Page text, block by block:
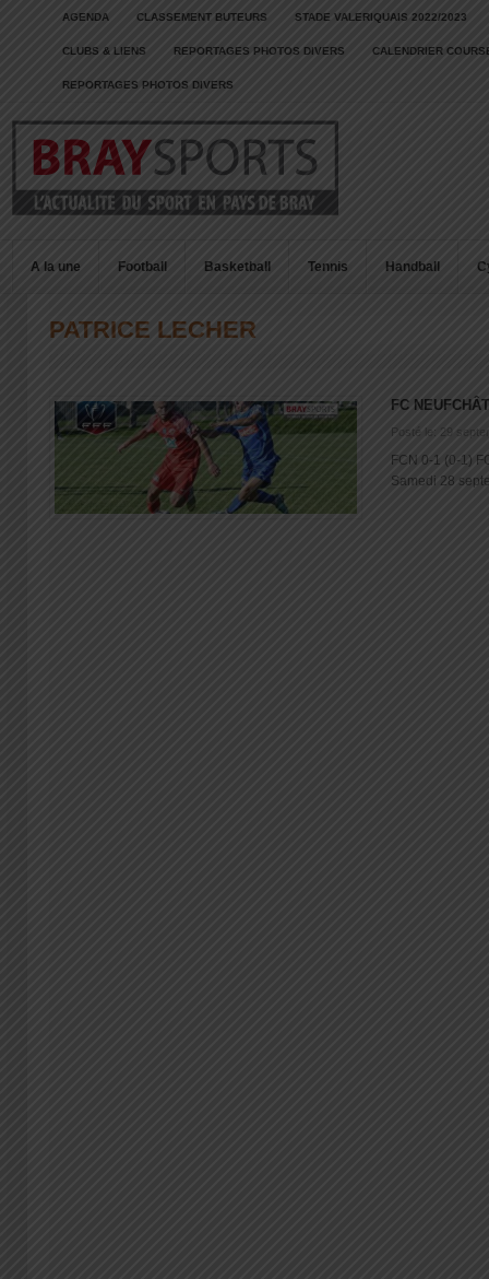
AGENDA CLASSEMENT BUTEURS STADE VALERIQUAIS 2022/2023
CLUBS & LIENS REPORTAGES PHOTOS DIVERS CALENDRIER
REPORTAGES PHOTOS DIVERS
A la une Football Basketball Tennis Handball
PATRICE LECHER
FC
Posté le: 29
FCN 0-1 (0-1)
Samedi 28